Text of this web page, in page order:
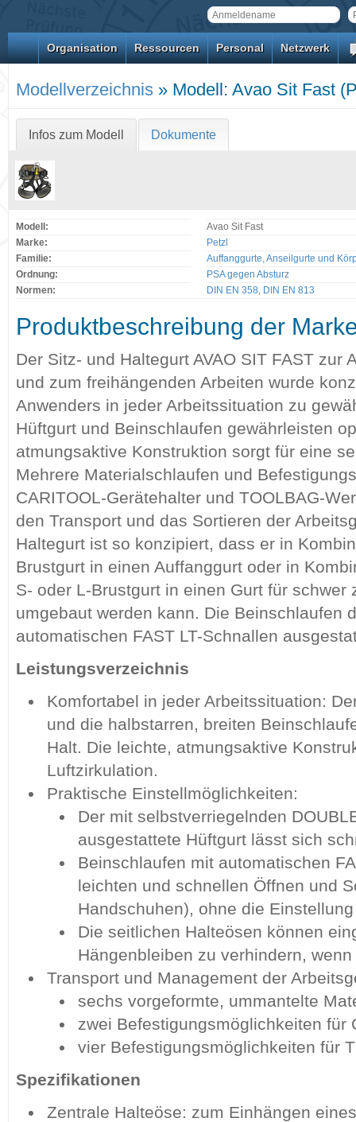
Organisation Ressourcen Personal Netzwerk
Modellverzeichnis » Modell: Avao Sit Fast
Infos zum Modell Dokumente
Modell:
Avao Sit Fast
Marke:
Petzl
Familie:
Auffanggurte, Anseilgurte und
Ordnung:
PSA gegen Absturz
Normen:
DIN EN 358, DIN EN 813
Produktbeschreibung der
Der Sitz- und Haltegurt AVAO SIT FAST zur
und zum freihängenden Arbeiten wurde
Anwenders in jeder Arbeitssituation zu
Hüftgurt und Beinschlaufen gewährleisten
atmungsaktive Konstruktion sorgt für eine
Mehrere Materialschlaufen und
CARITOOL-Gerätehalter und TOOLBAG-
den Transport und das Sortieren der
Haltegurt ist so konzipiert, dass er in
Brustgurt in einen Auffanggurt oder in
S- oder L-Brustgurt in einen Gurt für schwer
umgebaut werden kann. Die Beinschlaufen
automatischen FAST LT-Schnallen
Leistungsverzeichnis
Komfortabel in jeder Arbeitssituation:
und die halbstarren, breiten
Halt. Die leichte, atmungsaktive
Luftzirkulation.
Praktische Einstellmöglichkeiten:
Der mit selbstverriegelnden
ausgestattete Hüftgurt lässt sich
Beinschlaufen mit automatischen
leichten und schnellen Öffnen und
Handschuhen), ohne die
Die seitlichen Halteösen können
Hängenbleiben zu verhindern,
Transport und Management der
sechs vorgeformte, ummantelte
zwei Befestigungsmöglichkeiten für
vier Befestigungsmöglichkeiten für
Spezifikationen
Zentrale Halteöse: zum Einhängen